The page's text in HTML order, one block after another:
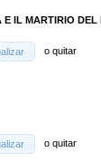
E IL MARTIRIO DEL
oquitar
oquitar